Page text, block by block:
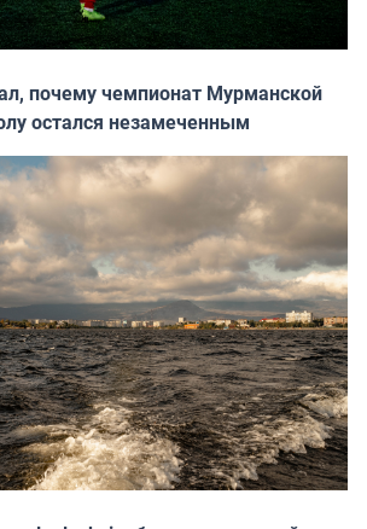
почему чемпионат Мурманской
остался незамеченным